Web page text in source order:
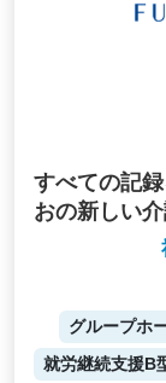
すべての記
おの新しい
グループホ
就労継続支援B